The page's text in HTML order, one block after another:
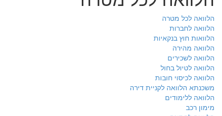
הלוואה לכל מטרה
הלוואה לחברות
הלוואות חוץ בנקאיות
הלוואה מהירה
הלוואה לשכירים
הלוואה לטיול בחול
הלוואה לכיסוי חובות
משכנתא הלוואה לקניית דירה
הלוואה ללימודים
מימון רכב